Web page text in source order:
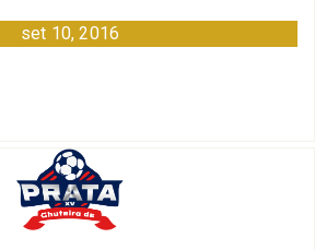
set 10, 2016